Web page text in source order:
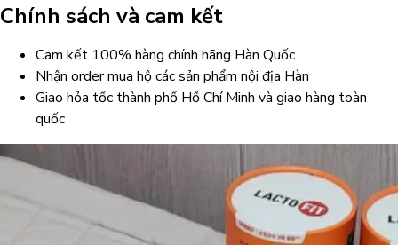
Chính sách và cam kết
Cam kết 100% hàng chính hãng Hàn Quốc
Nhận order mua hộ các sản phẩm nội địa Hàn
Giao hỏa tốc thành phố Hồ Chí Minh và giao hàng toàn
quốc